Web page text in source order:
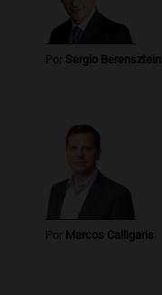
Por Sergio Berensztein
Por Marcos Calligaris